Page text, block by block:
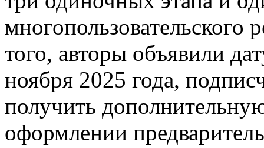
того, авторы объявили
ноября 2025 года,
получить
оформлении